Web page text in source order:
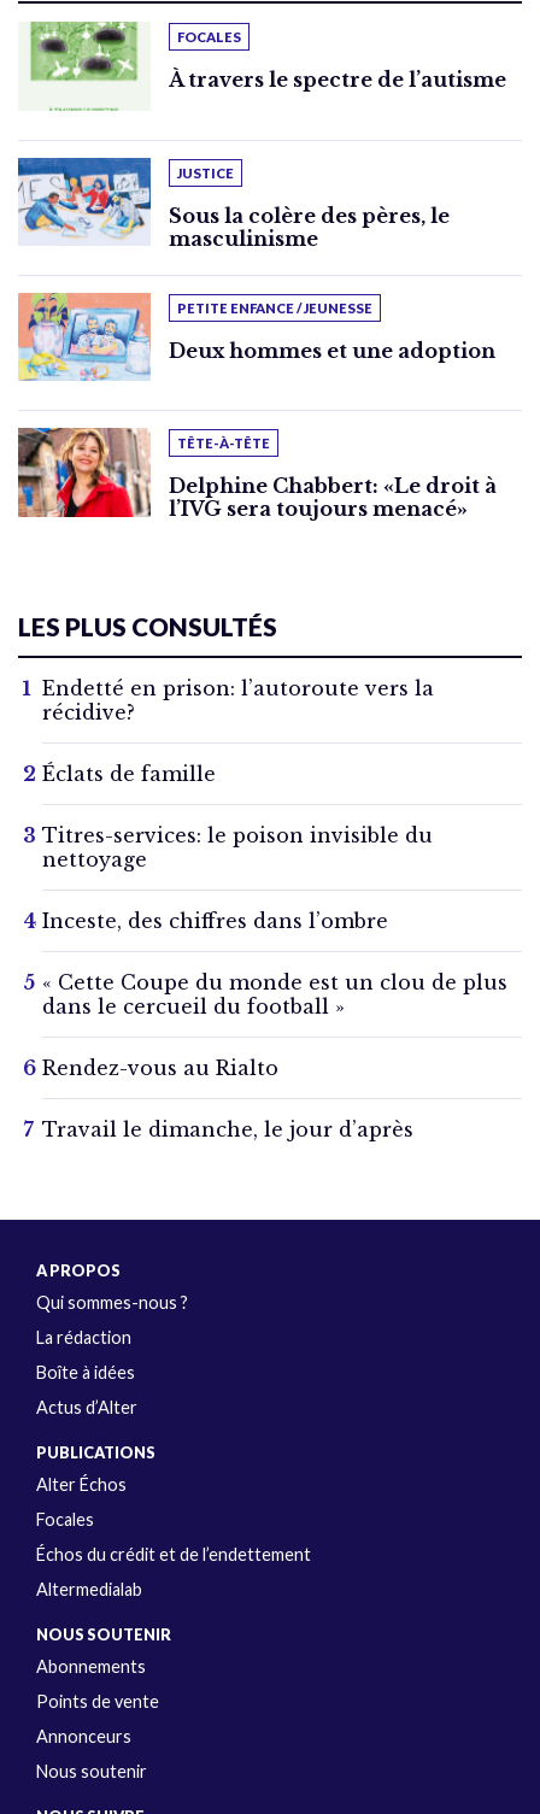
FOCALES
À travers le spectre de l’autisme
JUSTICE
Sous la colère des pères, le
masculinisme
PETITE ENFANCE / JEUNESSE
Deux hommes et une adoption
TÊTE-À-TÊTE
Delphine Chabbert: «Le droit à
l’IVG sera toujours menacé»
LES PLUS CONSULTÉS
Endetté en prison: l’autoroute vers la
récidive?
Éclats de famille
Titres-services: le poison invisible du
nettoyage
Inceste, des chiffres dans l’ombre
« Cette Coupe du monde est un clou de plus
dans le cercueil du football »
Rendez-vous au Rialto
Travail le dimanche, le jour d’après
A PROPOS
Qui sommes-nous ?
La rédaction
Boîte à idées
Actus d’Alter
PUBLICATIONS
Alter Échos
Focales
Échos du crédit et de l’endettement
Altermedialab
NOUS SOUTENIR
Abonnements
Points de vente
Annonceurs
Nous soutenir